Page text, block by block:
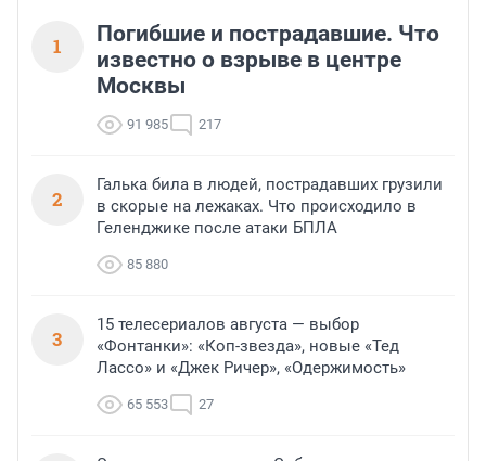
1
Погибшие и пострадавшие. Что
известно о взрыве в центре
Москвы
91 985 217
2
Галька била в людей, пострадавших грузили
в скорые на лежаках. Что происходило в
Геленджике после атаки БПЛА
85 880
3
15 телесериалов августа — выбор
«Фонтанки»: «Коп-звезда», новые «Тед
Лассо» и «Джек Ричер», «Одержимость»
65 553 27